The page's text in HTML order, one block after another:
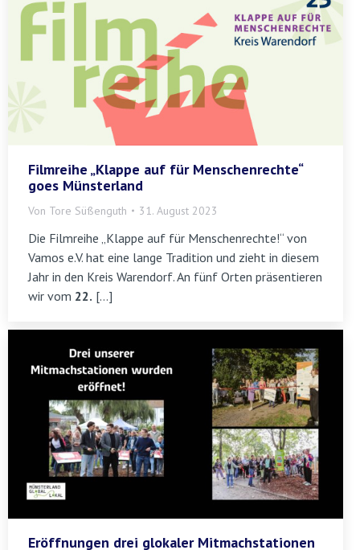
Filmreihe „Klappe auf für Menschenrechte“
goes Münsterland
Von Tore Süßenguth 31. August 2023
Die Filmreihe „Klappe auf für Menschenrechte!“ von
Vamos e.V. hat eine lange Tradition und zieht in diesem
Jahr in den Kreis Warendorf. An fünf Orten präsentieren
wir vom 22. […]
Eröffnungen drei glokaler Mitmachstationen